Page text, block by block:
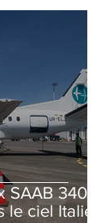
340B
ciel Italien